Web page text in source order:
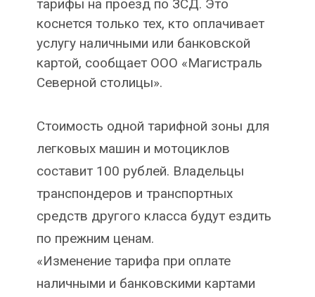
тарифы на проезд по ЗСД. Это
коснется только тех, кто оплачивает
услугу наличными или банковской
картой, сообщает ООО «Магистраль
Северной столицы».
Стоимость одной тарифной зоны для
легковых машин и мотоциклов
составит 100 рублей. Владельцы
транспондеров и транспортных
средств другого класса будут ездить
по прежним ценам.
«Изменение тарифа при оплате
наличными и банковскими картами